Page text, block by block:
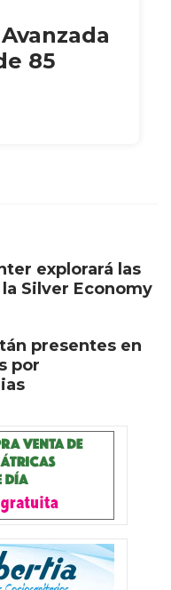
85
explorará las
Silver Economy
presentes en
por